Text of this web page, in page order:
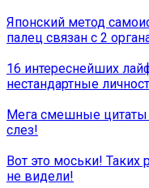
Японский метод
палец связан с 2
16 интереснейших
нестандартные
Мега смешные цитаты
слез!
Вот это моськи!
не видели!